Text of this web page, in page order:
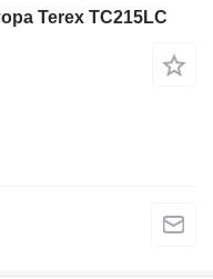
Terex TC215LC